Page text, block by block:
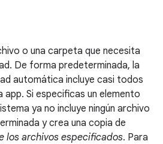
o una carpeta que necesita
De forma predeterminada, la
automática incluye casi todos
app. Si especificas un elemento
ya no incluye ningún archivo
y crea una copia de
los archivos especificados. Para